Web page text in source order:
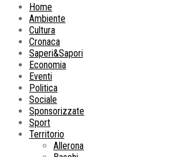
Home
Ambiente
Cultura
Cronaca
Saperi&Sapori
Economia
Eventi
Politica
Sociale
Sponsorizzate
Sport
Territorio
Allerona